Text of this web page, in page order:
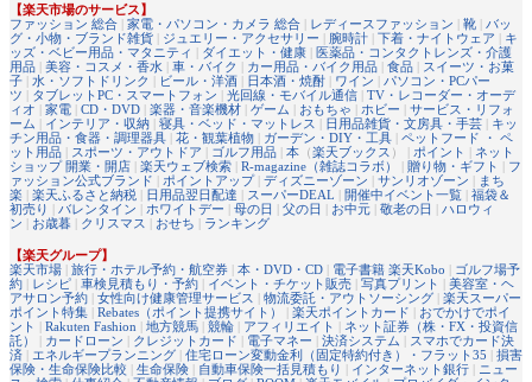
【楽天市場のサービス】
ファッション 総合 | 家電・パソコン・カメラ 総合 | レディースファッション | 靴 | バッ
グ・小物・ブランド雑貨 | ジュエリー・アクセサリー | 腕時計 | 下着・ナイトウェア | キ
ッズ・ベビー用品・マタニティ | ダイエット・健康 | 医薬品・コンタクトレンズ・介護
用品 | 美容・コスメ・香水 | 車・バイク | カー用品・バイク用品 | 食品 | スイーツ・お菓
子 | 水・ソフトドリンク | ビール・洋酒 | 日本酒・焼酎 | ワイン | パソコン・PCパー
ツ | タブレットPC・スマートフォン | 光回線・モバイル通信 | TV・レコーダー・オーデ
ィオ | 家電 | CD・DVD | 楽器・音楽機材 | ゲーム | おもちゃ | ホビー | サービス・リフォ
ーム | インテリア・収納 | 寝具・ベッド・マットレス | 日用品雑貨・文房具・手芸 | キッ
チン用品・食器・調理器具 | 花・観葉植物 | ガーデン・DIY・工具 | ペットフード ・ ペ
ット用品 | スポーツ・アウトドア | ゴルフ用品 | 本 （楽天ブックス ） | ポイント | ネット
ショップ 開業・開店 | 楽天ウェブ検索 | R-magazine（雑誌コラボ） | 贈り物・ギフト | フ
ァッション公式ブランド | ポイントアップ| ディズニーゾーン | サンリオゾーン | まち
楽 | 楽天ふるさと納税 | 日用品翌日配達 | スーパーDEAL | 開催中イベント一覧 | 福袋＆
初売り | バレンタイン | ホワイトデー | 母の日 | 父の日 | お中元 | 敬老の日 | ハロウィ
ン | お歳暮 | クリスマス | おせち | ランキング
【楽天グループ】
楽天市場 | 旅行・ホテル予約・航空券 | 本・DVD・CD | 電子書籍 楽天Kobo | ゴルフ場予
約 | レシピ | 車検見積もり・予約 | イベント・チケット販売 | 写真プリント | 美容室・ヘ
アサロン予約 | 女性向け健康管理サービス | 物流委託・アウトソーシング | 楽天スーパー
ポイント特集 | Rebates（ポイント提携サイト） | 楽天ポイントカード | おでかけでポイ
ント | Rakuten Fashion | 地方競馬 | 競輪 | アフィリエイト | ネット証券（株・FX・投資信
託）
| カードローン | クレジットカード | 電子マネー | 決済システム | スマホでカード決
済 | エネルギープランニング | 住宅ローン変動金利（固定特約付き）・フラット35 | 損害
保険・生命保険比較 | 生命保険 | 自動車保険一括見積もり | インターネット銀行 | ニュー